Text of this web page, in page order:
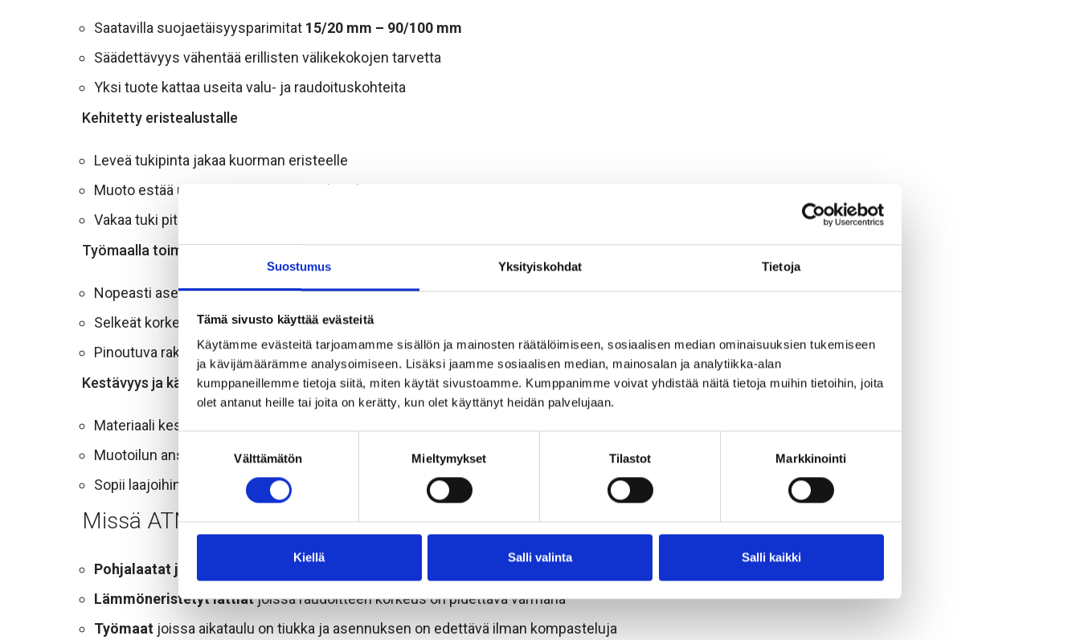
Suostumus Yksityiskohdat Tietoja
Tämä sivusto käyttää evästeitä
Käytämme evästeitä tarjoamamme sisällön ja mainosten räätälöimiseen, sosiaalisen median ominaisuuksien tukemiseen
ja kävijämäärämme analysoimiseen. Lisäksi jaamme sosiaalisen median, mainosalan ja analytiikka-alan
kumppaneillemme tietoja siitä, miten käytät sivustoamme. Kumppanimme voivat yhdistää näitä tietoja muihin tietoihin, joita
olet antanut heille tai joita on kerätty, kun olet käyttänyt heidän palvelujaan.
valinta
Välttämätön Mieltymykset Tilastot Markkinointi
Kiellä Salli valinta Salli kaikki
Saatavilla suojaetäisyyspari­mitat 15/20 mm – 90/100 mm
Säädettävyys vähentää erillisten välikekokojen tarvetta
Yksi tuote kattaa useita valu- ja raudoituskohteita
Kehitetty eristealustalle
Leveä tukipinta jakaa kuorman eristeelle
Muoto estää uppoamisen pehmeäänkin alustaan
Vakaa tuki pitää raudoitteen linjassa valun ajan
Työmaalla toimiva detalji
Nopeasti asennettava, ei työkaluja
Selkeät korkeuden merkinnät helpottavat oikean puolen valintaa
Pinoutuva rakenne vie vähän tilaa kuljetuksessa ja varastossa
Kestävyys ja käytännöllisyys
Materiaali kestää tavanomaiset työmaan olosuhteet ja lämpötilavaihtelut
Muotoilun ansiosta betoni kiertää välikkeen ympärillä tasaisesti
Sopii laajoihin pohjalaattoihin sekä pienempiin perustuksiin
Missä ATM pohjalaattavälike loistaa?
Pohjalaatat ja sokkelit
Lämmöneristetyt lattiatjoissa raudoitteen korkeus on pidettävä varmana
Työmaat joissa aikataulu on tiukka ja asennuksen on edettävä ilman kompasteluja